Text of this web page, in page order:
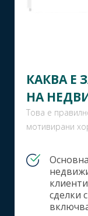
КАКВА Е
НА
Това е
мотивирани
сделки